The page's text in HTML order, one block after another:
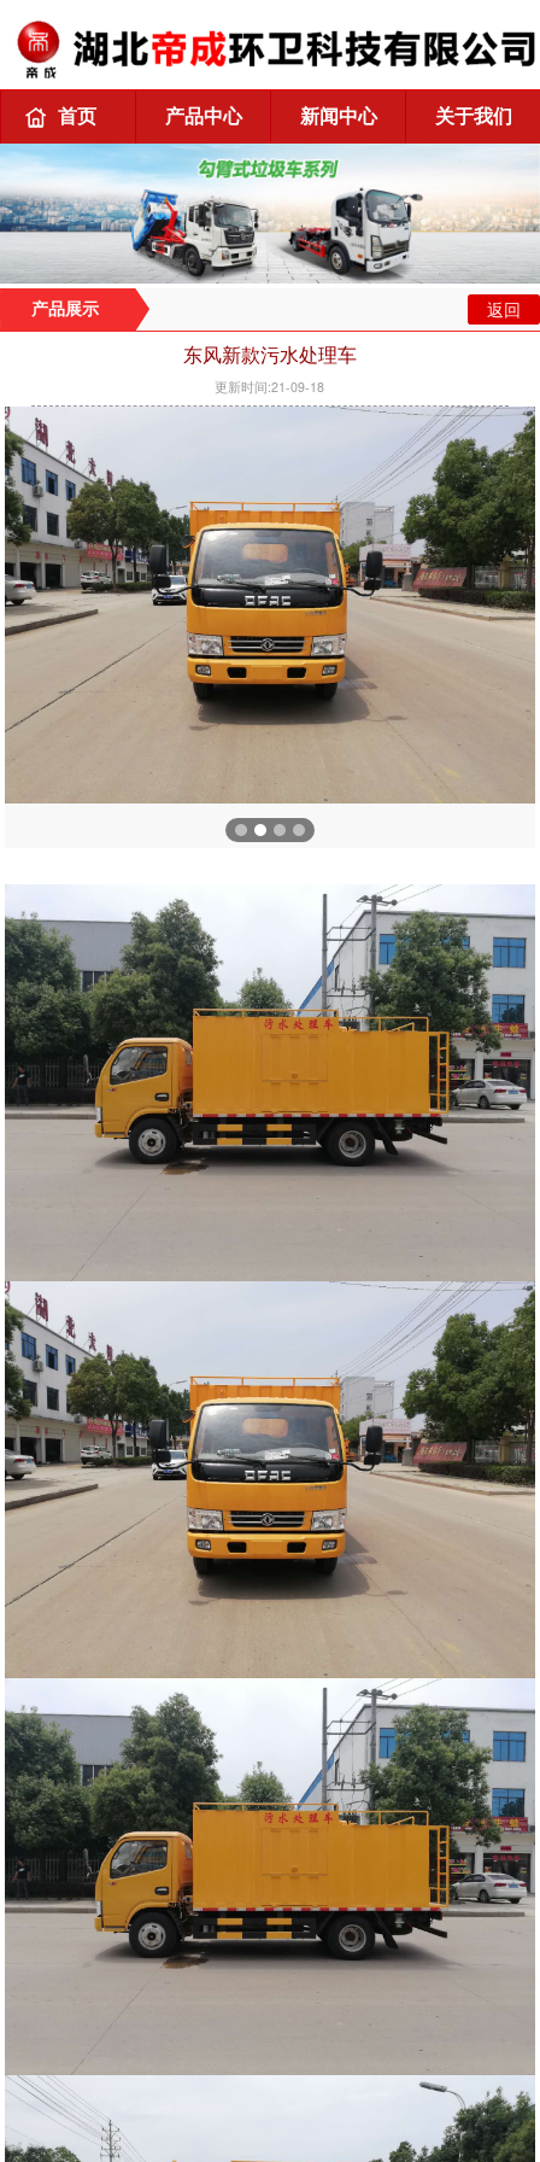
首页 产品中心 新闻中心 关于我们
产品展示 返回
东风新款污水处理车
更新时间:21-09-18